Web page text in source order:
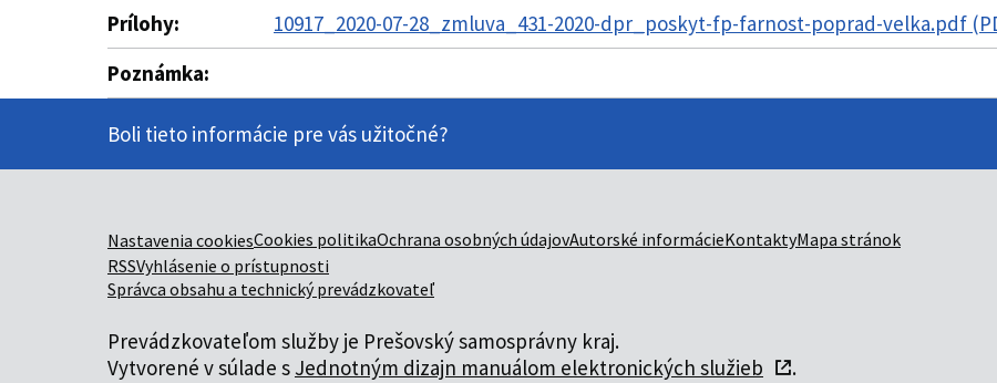
Prílohy:
10917_2020-07-28_zmluva_431-2020-dpr_poskyt-fp-farnost-poprad-velka.pdf
Poznámka:
Boli tieto informácie pre vás užitočné?
Nastavenia cookiesCookies politikaOchrana osobných údajovAutorské informácieKontaktyMapa stránok
RSSVyhlásenie o prístupnosti
Správca obsahu a technický prevádzkovateľ
Prevádzkovateľom služby je Prešovský samosprávny kraj.
Vytvorené v súlade s Jednotným dizajn manuálom elektronických služieb .